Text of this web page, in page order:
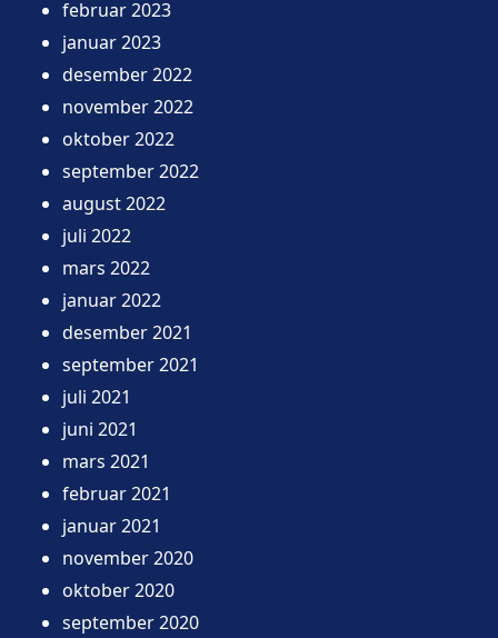
februar 2023
januar 2023
desember 2022
november 2022
oktober 2022
september 2022
august 2022
juli 2022
mars 2022
januar 2022
desember 2021
september 2021
juli 2021
juni 2021
mars 2021
februar 2021
januar 2021
november 2020
oktober 2020
september 2020